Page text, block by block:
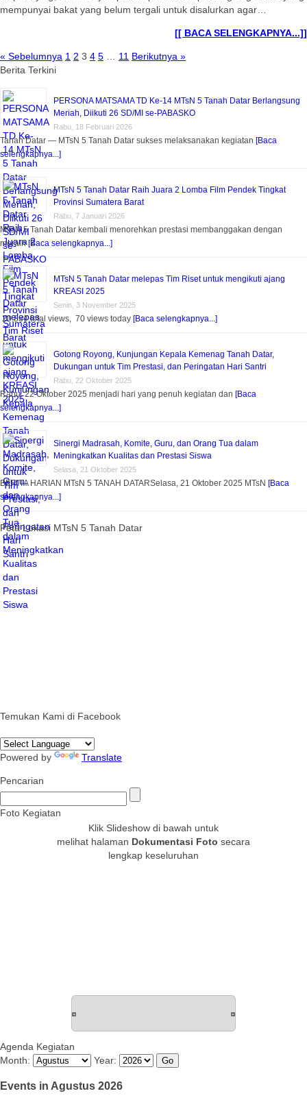
mempunyai bakat yang belum tergali untuk disalurkan agar…
[[ BACA SELENGKAPNYA...]]
« Sebelumnya 1 2 3 4 5 11 Berikutnya »
Berita Terkini
PERSONA MATSAMA TD Ke-14 MTsN 5 Tanah Datar Berlangsung
Meriah, Diikuti 26 SD/MI se-PABASKO
Rabu, 18 Februari 2026
Tanah Datar — MTsN 5 Tanah Datar sukses melaksanakan kegiatan [Baca
selengkapnya...]
MTsN 5 Tanah Datar Raih Juara 2 Lomba Film Pendek Tingkat
Provinsi Sumatera Barat
Rabu, 7 Januari 2026
MTsN 5 Tanah Datar kembali menorehkan prestasi membanggakan dengan
meraih[Baca selengkapnya...]
MTsN 5 Tanah Datar melepas Tim Riset untuk mengikuti ajang
KREASI 2025
Senin, 3 November 2025
20,834 total views, 70 views today [Baca selengkapnya...]
Gotong Royong, Kunjungan Kepala Kemenag Tanah Datar,
Dukungan untuk Tim Prestasi, dan Peringatan Hari Santri
Rabu, 22 Oktober 2025
Rabu, 22 Oktober 2025 menjadi hari yang penuh kegiatan dan [Baca
selengkapnya...]
Sinergi Madrasah, Komite, Guru, dan Orang Tua dalam
Meningkatkan Kualitas dan Prestasi Siswa
Selasa, 21 Oktober 2025
BERITA HARIAN MTsN 5 TANAH DATARSelasa, 21 Oktober 2025 MTsN [Baca
selengkapnya...]
Peta Lokasi MTsN 5 Tanah Datar
Temukan Kami di Facebook
Powered by Translate
Pencarian
Foto Kegiatan
Klik Slideshow di bawah untuk
melihat halaman Dokumentasi Foto secara
lengkap keseluruhan
Agenda Kegiatan
Month:
Year:
Events in Agustus 2026